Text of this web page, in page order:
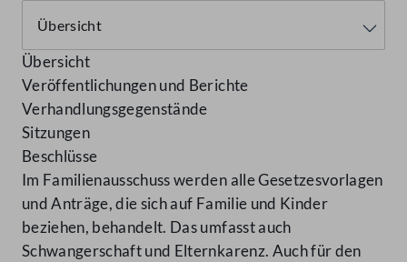
Übersicht
Veröffentlichungen und Berichte
Verhandlungsgegenstände
Sitzungen
Beschlüsse
Im Familienausschuss werden alle Gesetzesvorlagen
und Anträge, die sich auf Familie und Kinder
beziehen, behandelt. Das umfasst auch
Schwangerschaft und Elternkarenz. Auch für den